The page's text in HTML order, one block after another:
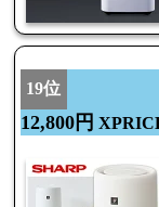
19位
12,800円